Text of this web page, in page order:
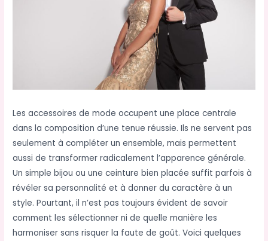
Les accessoires de mode occupent une place centrale
dans la composition d’une tenue réussie. Ils ne servent pas
seulement à compléter un ensemble, mais permettent
aussi de transformer radicalement l’apparence générale.
Un simple bijou ou une ceinture bien placée suffit parfois à
révéler sa personnalité et à donner du caractère à un
style. Pourtant, il n’est pas toujours évident de savoir
comment les sélectionner ni de quelle manière les
harmoniser sans risquer la faute de goût. Voici quelques